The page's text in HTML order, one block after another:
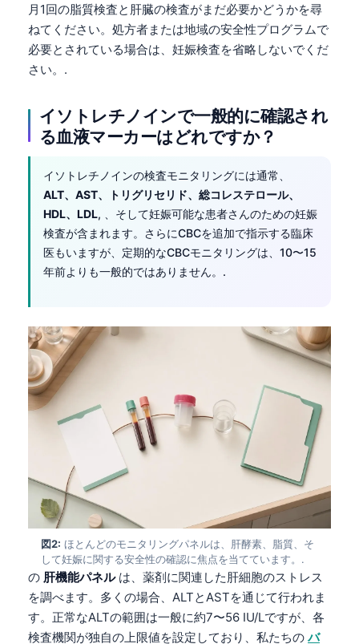
月1回の脂質検査と肝臓の検査がまだ必要かどうかを尋
ねてください。処方者または地域の安全性プログラムで
必要とされている場合は、妊娠検査を省略しないでくだ
さい。.
イソトレチノインで一般的に確認され
る血液マーカーはどれですか？
イソトレチノインの検査モニタリングには通常、
ALT、AST、トリグリセリド、総コレステロール、
HDL、LDL, 、そして妊娠可能な患者さんのための妊娠
検査が含まれます。さらにCBCを追加で指示する臨床
医もいますが、定期的なCBCモニタリングは、10〜15
年前よりも一般的ではありません。.
図2: ほとんどのモニタリングパネルは、肝酵素、脂質、そ
して妊娠に関する安全性の確認に焦点を当てています。.
の 肝機能パネルは、薬剤に関連した肝細胞のストレス
を調べます。多くの場合、ALTとASTを通じて行われま
す。正常なALTの範囲は一般に約7〜56 IU/Lですが、各
検査機関が独自の上限値を設定しており、私たちのバ